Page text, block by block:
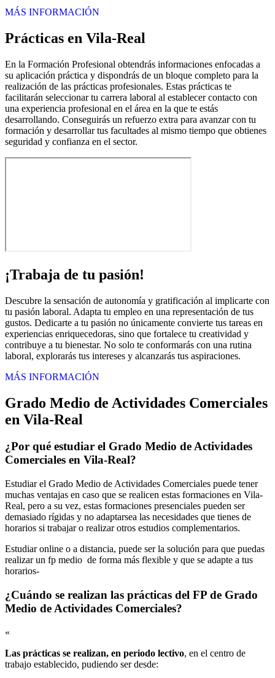
MÁS INFORMACIÓN
Prácticas en Vila-Real
En la Formación Profesional obtendrás informaciones enfocadas a
su aplicación práctica y dispondrás de un bloque completo para la
realización de las prácticas profesionales. Estas prácticas te
facilitarán seleccionar tu carrera laboral al establecer contacto con
una experiencia profesional en el área en la que te estás
desarrollando. Conseguirás un refuerzo extra para avanzar con tu
formación y desarrollar tus facultades al mismo tiempo que obtienes
seguridad y confianza en el sector.
¡Trabaja de tu pasión!
Descubre la sensación de autonomía y gratificación al implicarte con
tu pasión laboral. Adapta tu empleo en una representación de tus
gustos. Dedicarte a tu pasión no únicamente convierte tus tareas en
experiencias enriquecedoras, sino que fortalece tu creatividad y
contribuye a tu bienestar. No solo te conformarás con una rutina
laboral, explorarás tus intereses y alcanzarás tus aspiraciones.
MÁS INFORMACIÓN
Grado Medio de Actividades Comerciales
en Vila-Real
¿Por qué estudiar el Grado Medio de Actividades
Comerciales en Vila-Real?
Estudiar el Grado Medio de Actividades Comerciales puede tener
muchas ventajas en caso que se realicen estas formaciones en Vila-
Real, pero a su vez, estas formaciones presenciales pueden ser
demasiado rígidas y no adaptarsea las necesidades que tienes de
horarios si trabajar o realizar otros estudios complementarios.
Estudiar online o a distancia, puede ser la solución para que puedas
realizar un fp medio de forma más flexible y que se adapte a tus
horarios-
¿Cuándo se realizan las prácticas del FP de Grado
Medio de Actividades Comerciales?
«
Las prácticas se realizan, en periodo lectivo, en el centro de
trabajo establecido, pudiendo ser desde: